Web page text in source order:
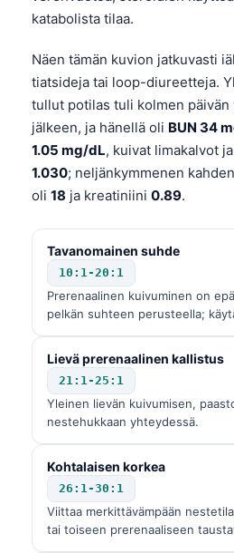
katabolista tilaa.
Näen tämän kuvion jatkuvasti
tiatsideja tai loop-diureetteja.
tullut potilas tuli kolmen
jälkeen, ja hänellä oli BUN 34
1.05 mg/dL, kuivat limakalvot
1.030; neljänkymmenen
oli 18 ja kreatiniini 0.89.
Tavanomainen suhde
10:1-20:1
Prerenaalinen kuivuminen on
pelkän suhteen perusteella;
Lievä prerenaalinen kallistus
21:1-25:1
Yleinen lievän kuivumisen,
nestehukkaan yhteydessä.
Kohtalaisen korkea
26:1-30:1
Viittaa merkittävämpään
tai toiseen prerenaaliseen